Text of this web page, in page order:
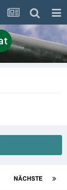
NÄCHSTE